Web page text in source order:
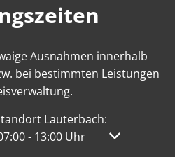
Ausnahmen innerhalb
bei bestimmten Leistungen
Lauterbach:
Öffnungs- oder
- 13:00Uhr
Von 07:00